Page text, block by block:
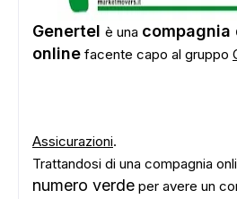
Genertel è una compagnia
online facente capo al gruppo
Assicurazioni.
Trattandosi di una compagnia
numero verde per avere un